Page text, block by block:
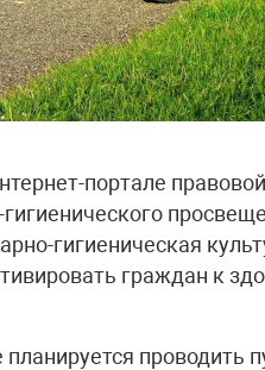
портале
гигиеническая
граждан к
проводить